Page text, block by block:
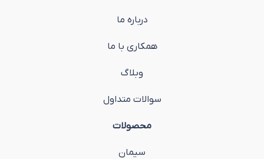
درباره ما
همکاری با ما
وبلاگ
سوالات متداول
محصولات
سیمان